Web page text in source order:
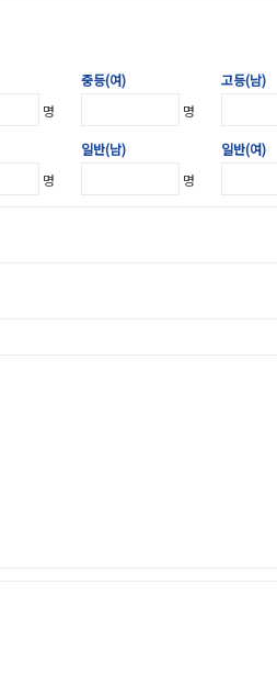
명
중등(여)
명
고등(남)
명
일반(남)
명
일반(여)